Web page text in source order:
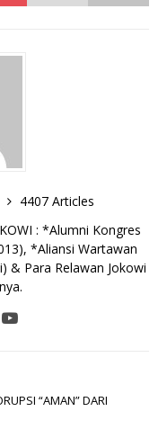
4407 Articles
: *Alumni Kongres
*Aliansi Wartawan
& Para Relawan Jokowi
“AMAN” DARI